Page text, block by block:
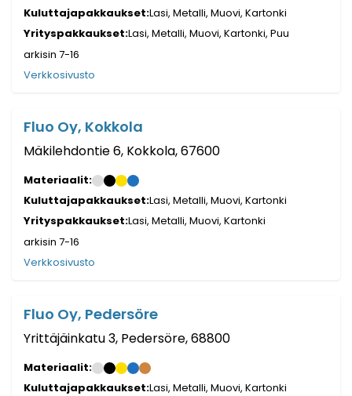
Kuluttajapakkaukset:Lasi, Metalli, Muovi, Kartonki
Yrityspakkaukset:Lasi, Metalli, Muovi, Kartonki, Puu
arkisin 7-16
Verkkosivusto
Fluo Oy, Kokkola
Mäkilehdontie 6, Kokkola, 67600
Materiaalit:
Kuluttajapakkaukset:Lasi, Metalli, Muovi, Kartonki
Yrityspakkaukset:Lasi, Metalli, Muovi, Kartonki
arkisin 7-16
Verkkosivusto
Fluo Oy, Pedersöre
Yrittäjäinkatu 3, Pedersöre, 68800
Materiaalit:
Kuluttajapakkaukset:Lasi, Metalli, Muovi, Kartonki